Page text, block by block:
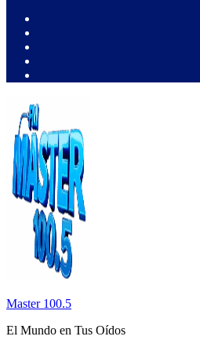
Master 100.5
El Mundo en Tus Oídos